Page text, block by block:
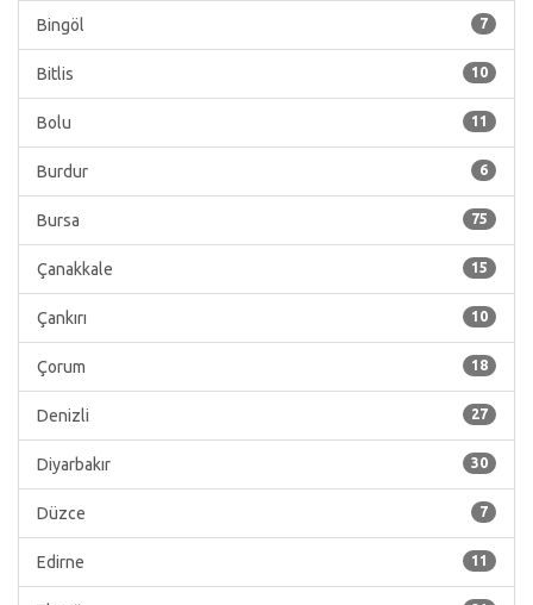
7
Bingöl
10
Bitlis
11
Bolu
6
Burdur
75
Bursa
15
Çanakkale
10
Çankırı
18
Çorum
27
Denizli
30
Diyarbakır
7
Düzce
11
Edirne